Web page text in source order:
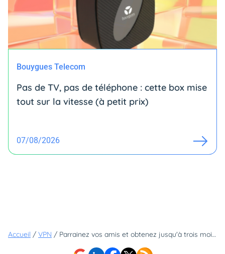
Bouygues Telecom
Pas de TV, pas de téléphone : cette box mise
tout sur la vitesse (à petit prix)
07/08/2026
Accueil / VPN / Parrainez vos amis et obtenez jusqu'à trois mois d'abonnement gratuits avec CyberGhost